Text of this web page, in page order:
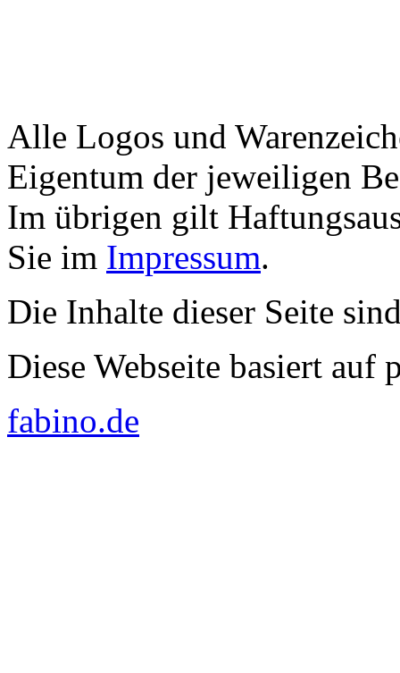
Alle Logos und
Eigentum der jeweiligen
Im übrigen gilt
Sie im Impressum.
Die Inhalte dieser Seite
Diese Webseite basiert auf
fabino.de